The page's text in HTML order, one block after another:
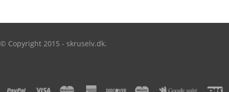
© Copyright 2015 - skruselv.dk.